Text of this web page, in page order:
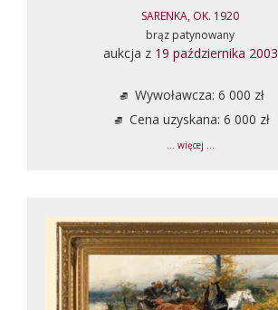
SARENKA, OK. 1920
brąz patynowany
aukcja z 19 października 2003
Wywoławcza: 6 000 zł
Cena uzyskana: 6 000 zł
... więcej ...